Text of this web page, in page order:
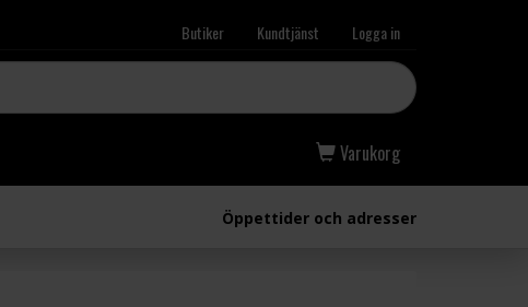
Butiker Kundtjänst Logga in
Varukorg
Öppettider och adresser